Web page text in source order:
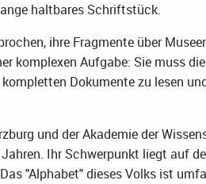
haltbares Schriftstück.
ihre Fragmente über
komplexen Aufgabe: Sie muss
Dokumente zu lesen
und der Akademie der
Ihr Schwerpunkt liegt auf
"Alphabet" dieses Volks ist